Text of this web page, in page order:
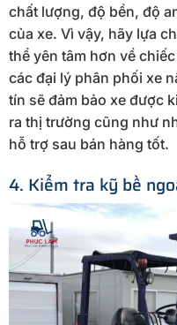
chất lượng, độ bền, độ
của xe. Vì vậy, hãy lựa
thể yên tâm hơn về
các đại lý phân phối xe
tín sẽ đảm bảo xe được
ra thị trường cũng như
hỗ trợ sau bán hàng tốt.
4. Kiểm tra kỹ bề